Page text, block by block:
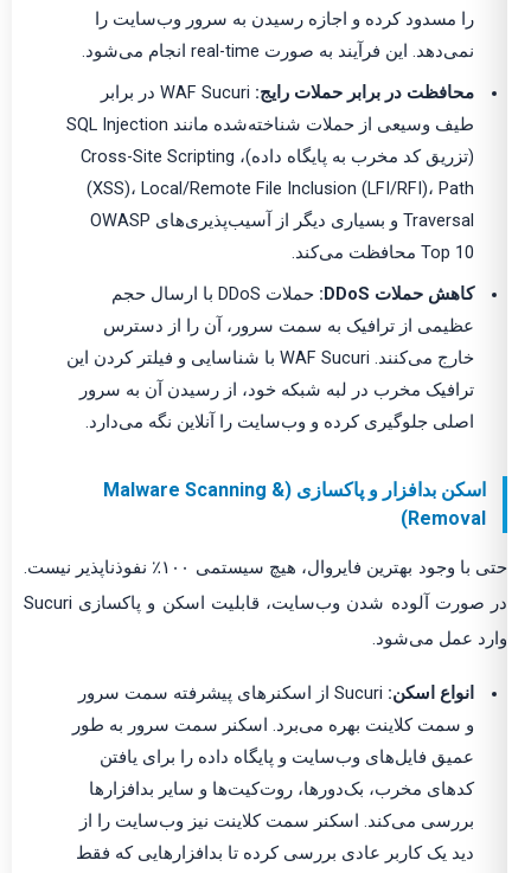
را مسدود کرده و اجازه رسیدن به سرور وب‌سایت را
نمی‌دهد. این فرآیند به صورت real-time انجام می‌شود.
محافظت در برابر حملات رایج:
WAF Sucuri در برابر
طیف وسیعی از حملات شناخته‌شده مانند SQL Injection
(تزریق کد مخرب به پایگاه داده)، Cross-Site Scripting
(XSS)، Local/Remote File Inclusion (LFI/RFI)، Path
Traversal و بسیاری دیگر از آسیب‌پذیری‌های OWASP
Top 10 محافظت می‌کند.
کاهش حملات DDoS:
حملات DDoS با ارسال حجم
عظیمی از ترافیک به سمت سرور، آن را از دسترس
خارج می‌کنند. WAF Sucuri با شناسایی و فیلتر کردن این
ترافیک مخرب در لبه شبکه خود، از رسیدن آن به سرور
اصلی جلوگیری کرده و وب‌سایت را آنلاین نگه می‌دارد.
اسکن بدافزار و پاکسازی (Malware Scanning &
Removal)
حتی با وجود بهترین فایروال، هیچ سیستمی ۱۰۰٪ نفوذناپذیر نیست.
در صورت آلوده شدن وب‌سایت، قابلیت اسکن و پاکسازی Sucuri
وارد عمل می‌شود.
انواع اسکن:
Sucuri از اسکنرهای پیشرفته سمت سرور
و سمت کلاینت بهره می‌برد. اسکنر سمت سرور به طور
عمیق فایل‌های وب‌سایت و پایگاه داده را برای یافتن
کدهای مخرب، بک‌دورها، روت‌کیت‌ها و سایر بدافزارها
بررسی می‌کند. اسکنر سمت کلاینت نیز وب‌سایت را از
دید یک کاربر عادی بررسی کرده تا بدافزارهایی که فقط